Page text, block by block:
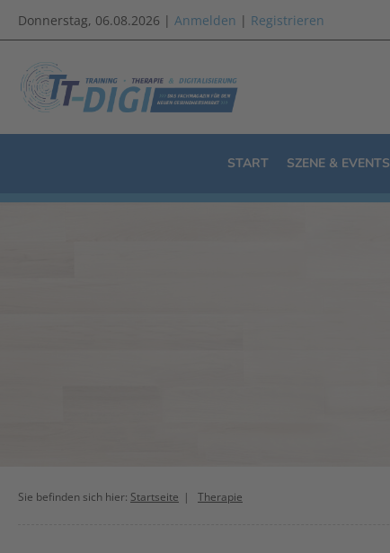
Donnerstag, 06.08.2026 | Anmelden | Registrieren
START SZENE & EVENTS
Sie befinden sich hier: Startseite Therapie